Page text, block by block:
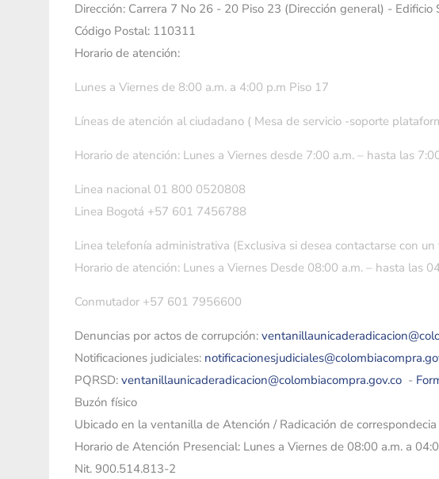
Dirección: Carrera 7 No 26 - 20 Piso 23 (Dirección general) - Edificio
Código Postal: 110311
Horario de atención:
Lunes a Viernes de 8:00 a.m. a 4:00 p.m Piso 17
Líneas de atención al ciudadano ( Mesa de servicio -soporte
Horario de atención: Lunes a Viernes desde 7:00 a.m. – hasta las
Linea nacional 01 800 0520808
Linea Bogotá +57 601 7456788
Linea telefonía administrativa (Exclusiva si desea contactarse con un
Horario de atención: Lunes a Viernes Desde 08:00 a.m. – hasta las
Conmutador +57 601 7956600
Denuncias por actos de corrupción:
Notificaciones judiciales:
PQRSD: ventanillaunicaderadicacion@colombiacompra.gov.co -
Buzón físico
Ubicado en la ventanilla de Atención / Radicación de
Horario de Atención Presencial: Lunes a Viernes de 08:00 a.m. a
Nit. 900.514.813-2